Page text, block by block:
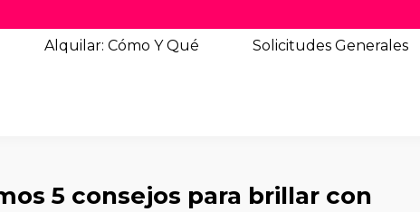
Alquilar: Cómo Y Qué SolicitudesGenerales
5 consejos para brillar con